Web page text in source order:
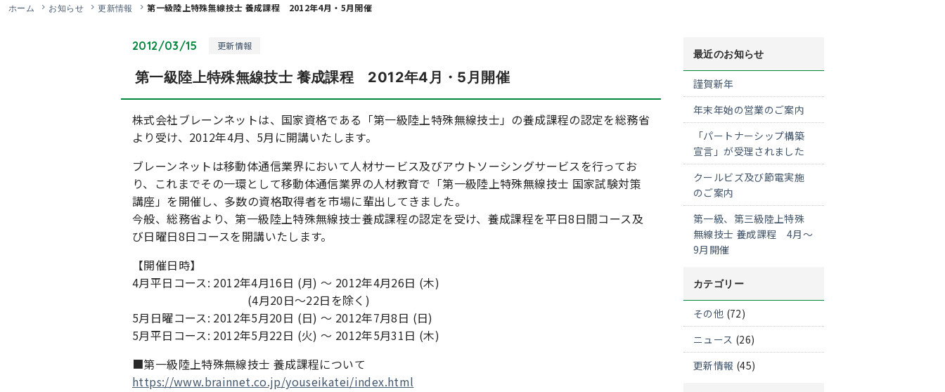
ホーム お知らせ 更新情報 第一級陸上特殊無線技士 養成課程 2012年4月・5月開催
2012/03/15 更新情報
第一級陸上特殊無線技士 養成課程 2012年4月・5月開催
株式会社ブレーンネットは、国家資格である「第一級陸上特殊無線技士」の養成課程の認定を総務省
より受け、2012年4月、5月に開講いたします。
ブレーンネットは移動体通信業界において人材サービス及びアウトソーシングサービスを行ってお
り、これまでその一環として移動体通信業界の人材教育で「第一級陸上特殊無線技士 国家試験対策
講座」を開催し、多数の資格取得者を市場に輩出してきました。
今般、総務省より、第一級陸上特殊無線技士養成課程の認定を受け、養成課程を平日8日間コース及
び日曜日8日コースを開講いたします。
【開催日時】
4月平日コース: 2012年4月16日 (月) ～ 2012年4月26日 (木)
(4月20日～22日を除く)
5月日曜コース: 2012年5月20日 (日) ～ 2012年7月8日 (日)
5月平日コース: 2012年5月22日 (火) ～ 2012年5月31日 (木)
■第一級陸上特殊無線技士 養成課程について
https://www.brainnet.co.jp/youseikatei/index.html
最近のお知らせ
謹賀新年
年末年始の営業のご案内
「パートナーシップ構築
宣言」が受理されました
クールビズ及び節電実施
のご案内
第一級、第三級陸上特殊
無線技士 養成課程 4月～
9月開催
カテゴリー
その他 (72)
ニュース (26)
更新情報 (45)